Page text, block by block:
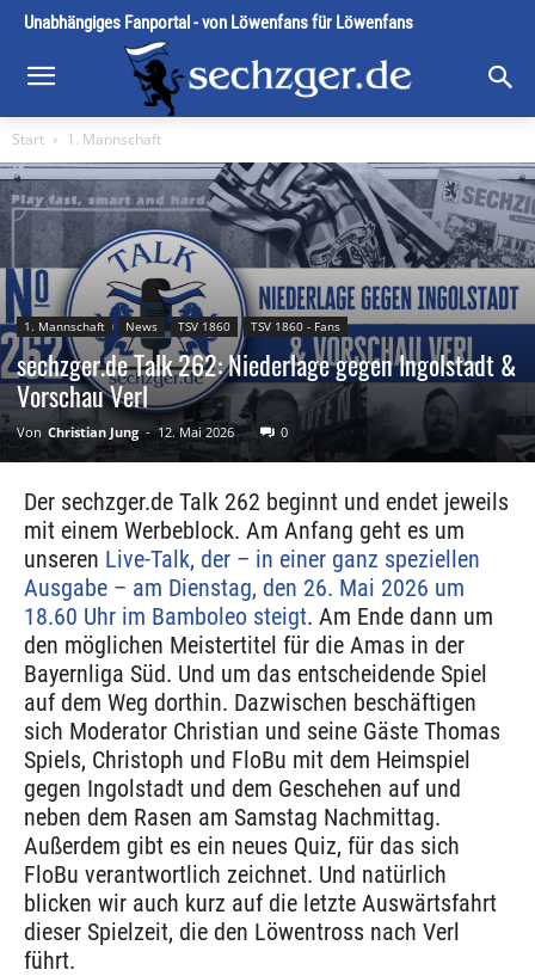
Unabhängiges Fanportal - von Löwenfans für Löwenfans
Start 1. Mannschaft
1. Mannschaft News TSV 1860 TSV 1860 - Fans
sechzger.de Talk 262: Niederlage gegen Ingolstadt &
Vorschau Verl
Von Christian Jung - 12. Mai 2026 0
Der sechzger.de Talk 262 beginnt und endet jeweils
mit einem Werbeblock. Am Anfang geht es um
unseren Live-Talk, der – in einer ganz speziellen
Ausgabe – am Dienstag, den 26. Mai 2026 um
18.60 Uhr im Bamboleo steigt. Am Ende dann um
den möglichen Meistertitel für die Amas in der
Bayernliga Süd. Und um das entscheidende Spiel
auf dem Weg dorthin. Dazwischen beschäftigen
sich Moderator Christian und seine Gäste Thomas
Spiels, Christoph und FloBu mit dem Heimspiel
gegen Ingolstadt und dem Geschehen auf und
neben dem Rasen am Samstag Nachmittag.
Außerdem gibt es ein neues Quiz, für das sich
FloBu verantwortlich zeichnet. Und natürlich
blicken wir auch kurz auf die letzte Auswärtsfahrt
dieser Spielzeit, die den Löwentross nach Verl
führt.